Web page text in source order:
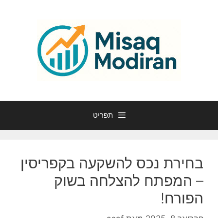
תפריט
בחירת נכס להשקעה בקפריסין
– המפתח להצלחה בשוק
הפורח!